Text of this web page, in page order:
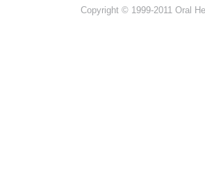
Copyright © 1999-2011 Oral